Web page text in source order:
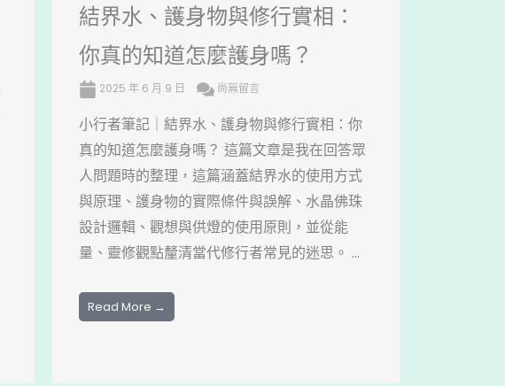
結界水、護身物與修行實相：
你真的知道怎麼護身嗎？
2025 年 6 月 9 日 尚無留言
小行者筆記｜結界水、護身物與修行實相：你
真的知道怎麼護身嗎？ 這篇文章是我在回答眾
人問題時的整理，這篇涵蓋結界水的使用方式
與原理、護身物的實際條件與誤解、水晶佛珠
設計邏輯、觀想與供燈的使用原則，並從能
量、靈修觀點釐清當代修行者常見的迷思。 ...
Read More →